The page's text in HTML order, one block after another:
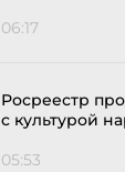
06:17
Росреестр
с культурой
05:53